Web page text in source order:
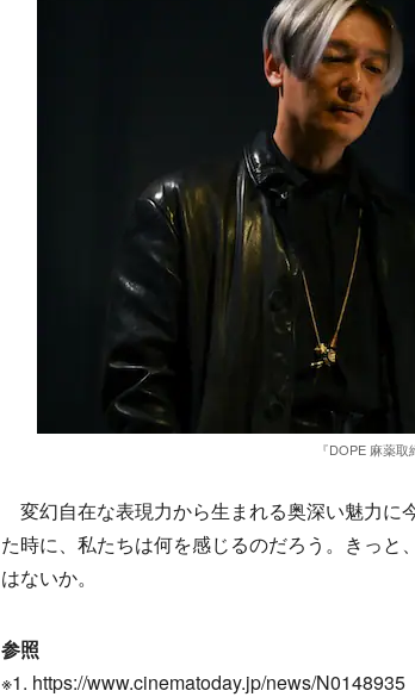
『DOPE 麻薬
変幻自在な表現力から生まれる奥深い魅力に
た時に、私たちは何を感じるのだろう。きっ
はないか。
参照
※1. https://www.cinematoday.jp/news/N0148935